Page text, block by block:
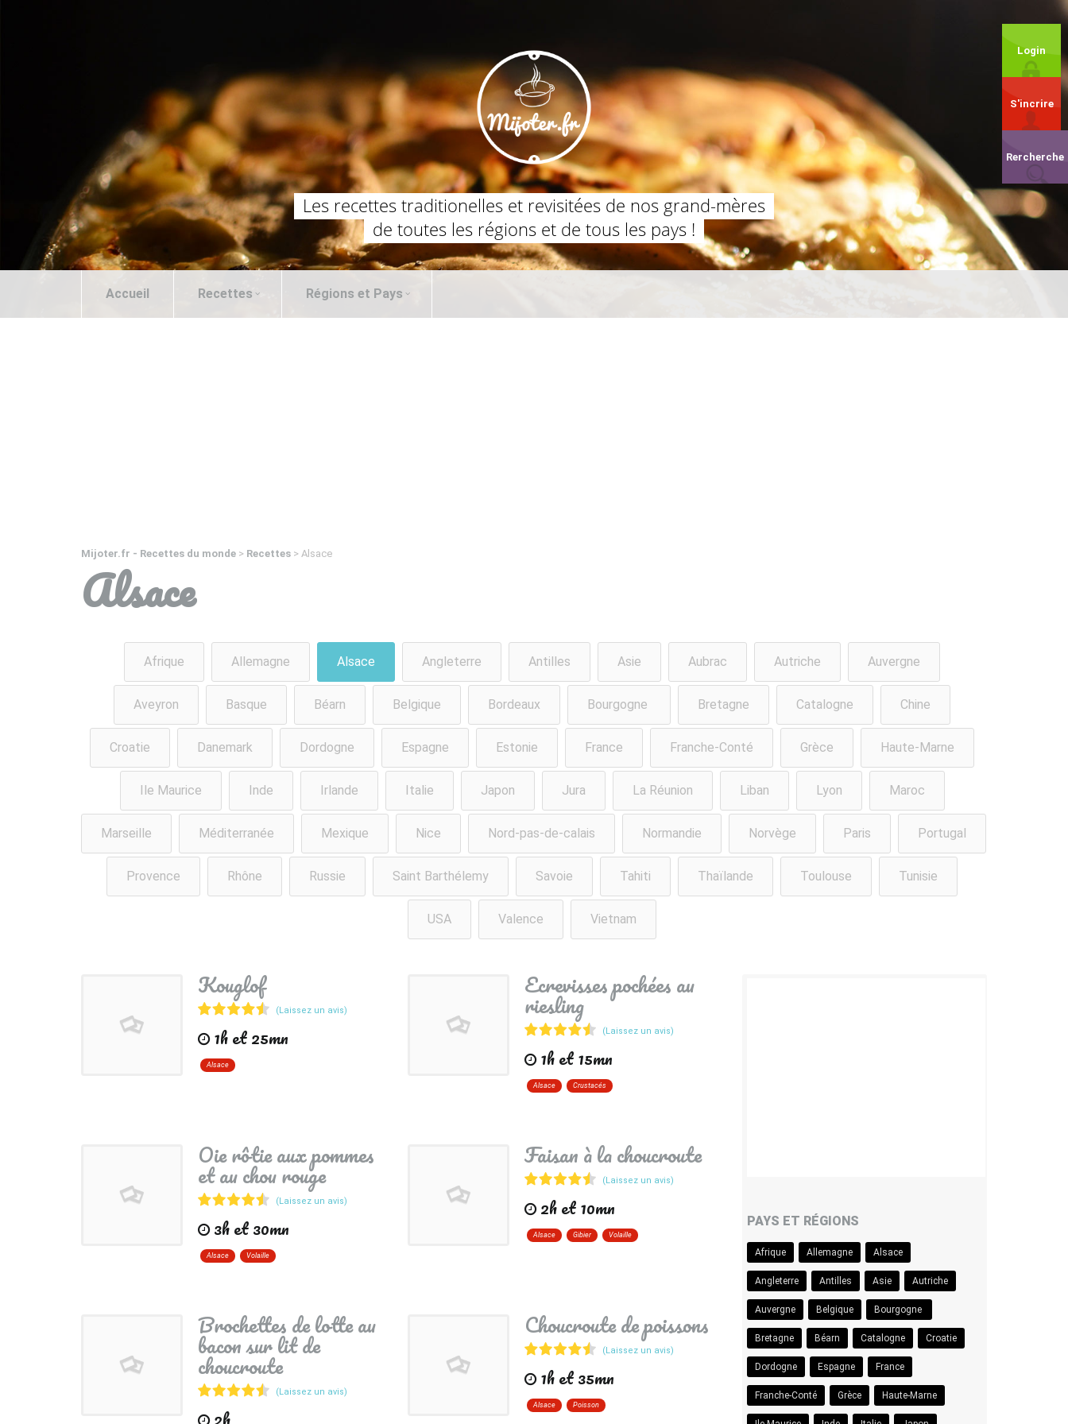
Les recettes traditionelles et revisitées de nos grand-mères
de toutes les régions et de tous les pays !
Accueil Recettes Régions et Pays
Login
S'incrire
Rercherche
Mijoter.fr - Recettes du monde > Recettes > Alsace
Alsace
Afrique Allemagne Alsace Angleterre Antilles Asie Aubrac Autriche Auvergne
Aveyron Basque Béarn Belgique Bordeaux Bourgogne Bretagne Catalogne Chine
Croatie Danemark Dordogne Espagne Estonie France Franche-Conté Grèce Haute-Marne
Ile Maurice Inde Irlande Italie Japon Jura La Réunion Liban Lyon Maroc
Marseille Méditerranée Mexique Nice Nord-pas-de-calais Normandie Norvège Paris Portugal
Provence Rhône Russie Saint Barthélemy Savoie Tahiti Thaïlande Toulouse Tunisie
USA Valence Vietnam
Kouglof
(Laissez un avis)
1h et 25mn
Alsace
Ecrevisses pochées au
riesling
(Laissez un avis)
1h et 15mn
Alsace Crustacés
Oie rôtie aux pommes
et au chou rouge
(Laissez un avis)
3h et 30mn
Alsace Volaille
Faisan à la choucroute
(Laissez un avis)
2h et 10mn
Alsace Gibier Volaille
Brochettes de lotte au
bacon sur lit de
choucroute
(Laissez un avis)
Choucroute de poissons
(Laissez un avis)
1h et 35mn
Alsace Poisson
PAYS ET RÉGIONS
Afrique Allemagne Alsace
Angleterre Antilles Asie Autriche
Auvergne Belgique Bourgogne
Bretagne Béarn Catalogne Croatie
Dordogne Espagne France
Franche-Conté Grèce Haute-Marne